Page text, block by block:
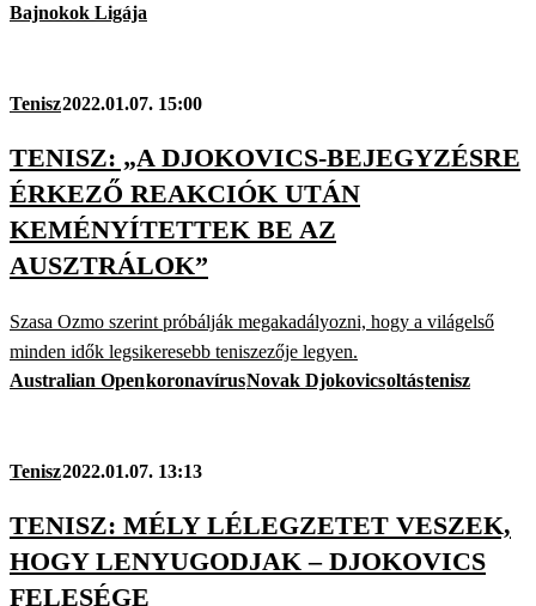
Bajnokok Ligája
Tenisz2022.01.07. 15:00
TENISZ: „A DJOKOVICS-BEJEGYZÉSRE
ÉRKEZŐ REAKCIÓK UTÁN
KEMÉNYÍTETTEK BE AZ
AUSZTRÁLOK”
Szasa Ozmo szerint próbálják megakadályozni, hogy a világelső
minden idők legsikeresebb teniszezője legyen.
Australian OpenkoronavírusNovak Djokovicsoltástenisz
Tenisz2022.01.07. 13:13
TENISZ: MÉLY LÉLEGZETET VESZEK,
HOGY LENYUGODJAK – DJOKOVICS
FELESÉGE